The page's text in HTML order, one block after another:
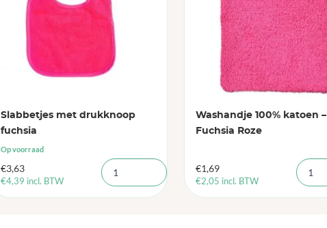
Slabbetjes met drukknoop
fuchsia
Op voorraad
€3,63
€4,39 incl. BTW
Washandje 100% katoen –
Fuchsia Roze
€1,69
€2,05 incl. BTW